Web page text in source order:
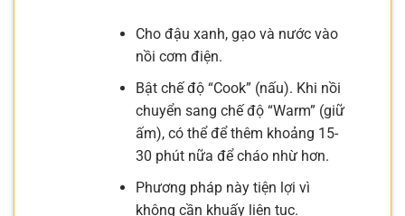
Cho đậu xanh, gạo và nước vào
nồi cơm điện.
Bật chế độ “Cook” (nấu). Khi nồi
chuyển sang chế độ “Warm” (giữ
ấm), có thể để thêm khoảng 15-
30 phút nữa để cháo nhừ hơn.
Phương pháp này tiện lợi vì
không cần khuấy liên tục.